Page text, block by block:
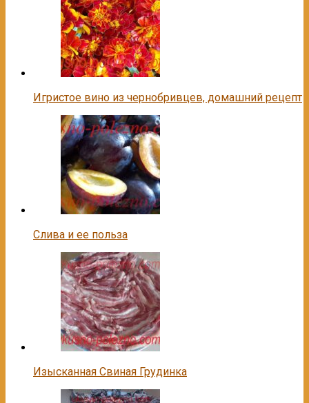
Игристое вино из чернобривцев, домашний рецепт
Слива и ее польза
Изысканная Свиная Грудинка